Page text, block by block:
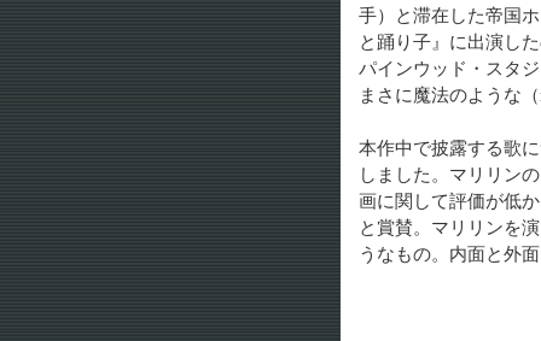
手）と滞在した帝国
と踊り子』に出演し
パインウッド・スタ
まさに魔法のような
本作中で披露する歌
しました。マリリン
画に関して評価が低
と賞賛。マリリンを
うなもの。内面と外